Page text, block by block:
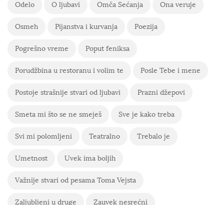
Odelo O ljubavi Omča Sećanja Ona veruje
Osmeh Pijanstva i kurvanja Poezija
Pogrešno vreme Poput feniksa
Porudžbina u restoranu i volim te Posle Tebe i mene
Postoje strašnije stvari od ljubavi Prazni džepovi
Smeta mi što se ne smeješ Sve je kako treba
Svi mi polomljeni Teatralno Trebalo je
Umetnost Uvek ima boljih
Važnije stvari od pesama Toma Vejsta
Zaljubljeni u druge Zauvek nesrećni